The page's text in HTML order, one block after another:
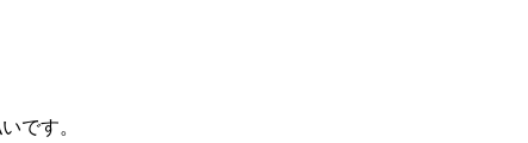
です。